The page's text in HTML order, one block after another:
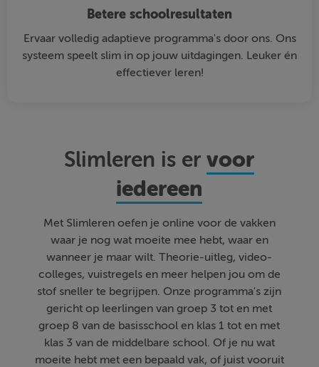
Betere schoolresultaten
Ervaar volledig adaptieve programma's door ons. Ons
systeem speelt slim in op jouw uitdagingen. Leuker én
effectiever leren!
Slimleren is ervoor
iedereen
Met Slimleren oefen je online voor de vakken
waar je nog wat moeite mee hebt, waar en
wanneer je maar wilt. Theorie-uitleg, video-
colleges, vuistregels en meer helpen jou om de
stof sneller te begrijpen. Onze programma's zijn
gericht op leerlingen van groep 3 tot en met
groep 8 van de basisschool en klas 1 tot en met
klas 3 van de middelbare school. Of je nu wat
moeite hebt met een bepaald vak, of juist vooruit